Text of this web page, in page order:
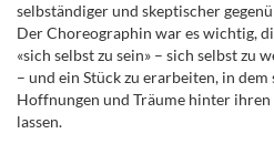
selbständiger und skeptischer
Der Choreographin war es wichtig,
«sich selbst zu sein» – sich selbst zu
– und ein Stück zu erarbeiten, in dem
Hoffnungen und Träume hinter ihren
lassen.